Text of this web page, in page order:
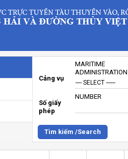
Cảng vụ
MARITIME
Số giấy
phép
NUMBER
Tìm kiếm /Search